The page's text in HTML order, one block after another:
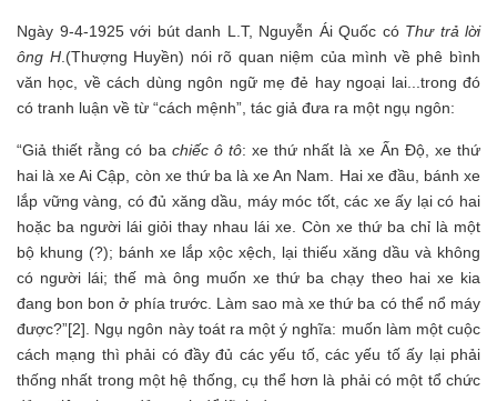
Ngày 9-4-1925 với bút danh L.T, Nguyễn Ái Quốc có Thư trả lời
ông H.(Thượng Huyền) nói rõ quan niệm của mình về phê bình
văn học, về cách dùng ngôn ngữ mẹ đẻ hay ngoại lai...trong đó
có tranh luận về từ “cách mệnh”, tác giả đưa ra một ngụ ngôn:
“Giả thiết rằng có ba chiếc ô tô: xe thứ nhất là xe Ấn Độ, xe thứ
hai là xe Ai Cập, còn xe thứ ba là xe An Nam. Hai xe đầu, bánh xe
lắp vững vàng, có đủ xăng dầu, máy móc tốt, các xe ấy lại có hai
hoặc ba người lái giỏi thay nhau lái xe. Còn xe thứ ba chỉ là một
bộ khung (?); bánh xe lắp xộc xệch, lại thiếu xăng dầu và không
có người lái; thế mà ông muốn xe thứ ba chạy theo hai xe kia
đang bon bon ở phía trước. Làm sao mà xe thứ ba có thể nổ máy
được?”[2]. Ngụ ngôn này toát ra một ý nghĩa: muốn làm một cuộc
cách mạng thì phải có đầy đủ các yếu tố, các yếu tố ấy lại phải
thống nhất trong một hệ thống, cụ thể hơn là phải có một tổ chức